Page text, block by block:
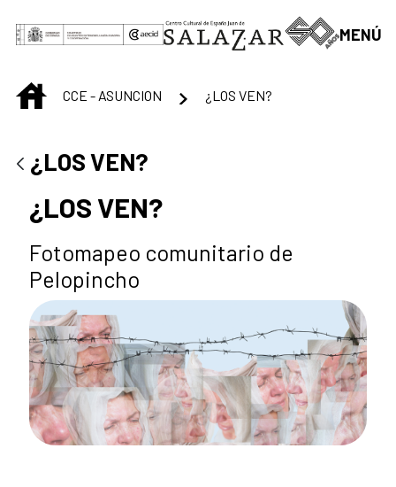
Saltar al contenido principal
MENÚ
INICIOCCE - ASUNCION ¿LOS VEN?
¿LOS VEN?
¿LOS VEN?
Fotomapeo comunitario de
Pelopincho